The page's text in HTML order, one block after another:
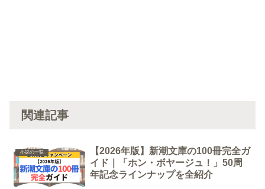
関連記事
小説の一覧
【2026年版】新潮文庫の100冊完全ガ
イド｜「ホン・ボヤージュ！」50周
年記念ラインナップを全紹介